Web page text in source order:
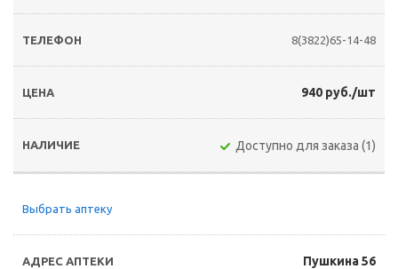
8(3822)65-14-48
940 руб./шт
Доступно для заказа (1)
Выбрать аптеку
Пушкина 56